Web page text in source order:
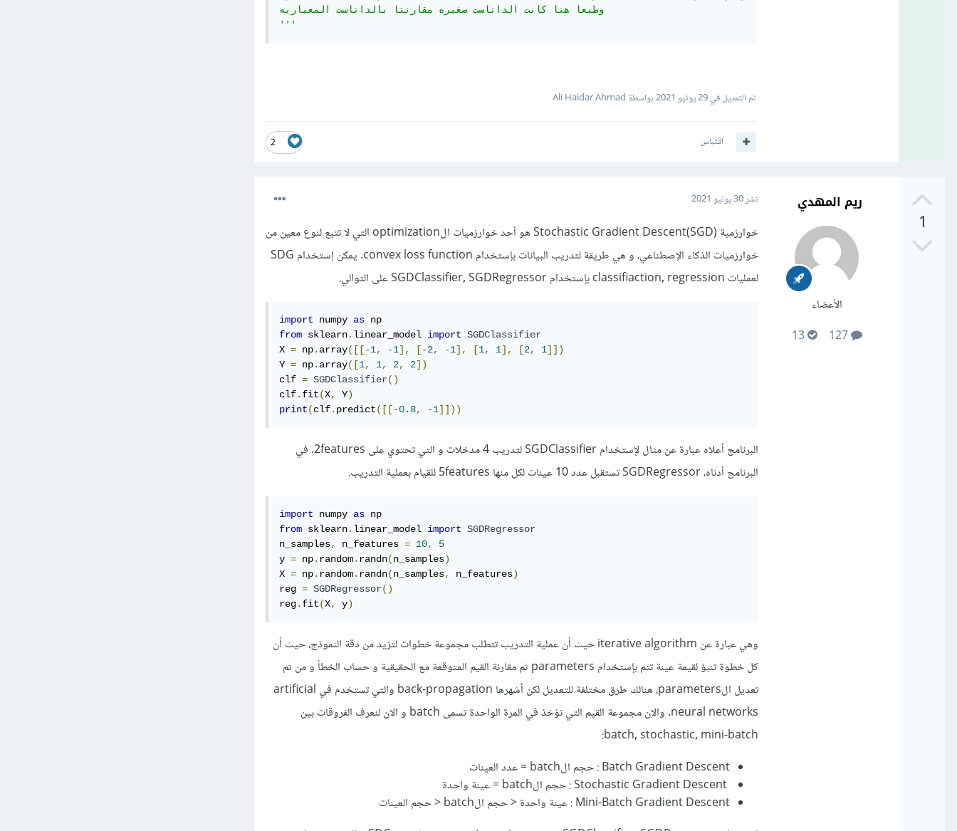
وطبعا هنا كانت الداتاست صغيره مقارنتا بالداتاست المعياريه
'''
تم التعديل في29 يونيو 2021 بواسطة Ali Haidar Ahmad
2 اقتباس
1
ريم المهدي
الأعضاء
127
13
نشر30 يونيو 2021
خوارزمية Stochastic Gradient Descent(SGD) هو أحد خوارزميات الoptimization التي لا تتبع لنوع معين من
خوارزميات الذكاء الإصطناعي، و هي طريقة لتدريب البيانات بإستخدام convex loss function. يمكن إستخدام SDG
لعمليات classifiaction, regression بإستخدام SGDClassifier, SGDRegressor على التوالي.
import numpy as
from sklearn. linear_model import SGDClassifier
X = np. array([[-1, -1], [-2, -1], [1, 1], [2, 1]])
Y = np. array([1, 1, 2, 2])
clf = SGDClassifier()
clf. fit(X, Y)
print(clf. predict([[-0.8, -1]]))
البرنامج أعلاه عبارة عن مثال لإستخدام SGDClassifier لتدريب 4 مدخلات و التي تحتوي على 2features. في
البرنامج أدناه، SGDRegressor تستقبل عدد 10 عينات لكل منها 5features للقيام بعملية التدريب.
import numpy as
from sklearn. linear_model import SGDRegressor
n_samples, n_features = 10,
5
y = np. random. randn(n_samples)
X = np. random. randn(n_samples, n_features)
reg = SGDRegressor()
reg. fit(X, y)
وهي عبارة عن iterative algorithm حيث أن عملية التدريب تتطلب مجموعة خطوات لتزيد من دقة النموذج، حيث أن
كل خطوة تنبؤ لقيمة عينة تتم بإستخدام parameters ثم مقارنة القيم المتوقعة مع الحقيقية و حساب الخطأ و من ثم
تعديل الparameters، هنالك طرق مختلفة للتعديل لكن أشهرها back-propagation والتي تستخدم في artificial
neural networks. والان مجموعة القيم التي تؤخذ في المرة الواحدة تسمى batch و الان لنعرف الفروقات بين
batch, stochastic, mini-batch:
Batch Gradient Descent : حجم الbatch = عدد العينات
Mini-Batch Gradient Descent : عينة واحدة < حجم الbatch < حجم العينات